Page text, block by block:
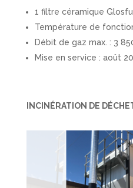
1 filtre céramique
Température de
Débit de gaz max. : 3
Mise en service : août
INCINÉRATION DE